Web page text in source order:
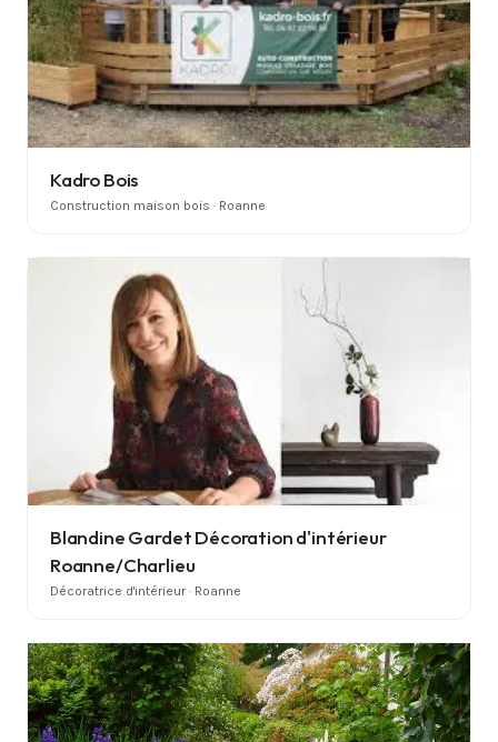
Kadro Bois
Construction maison bois · Roanne
Blandine Gardet Décoration d'intérieur
Roanne/Charlieu
Décoratrice d'intérieur · Roanne